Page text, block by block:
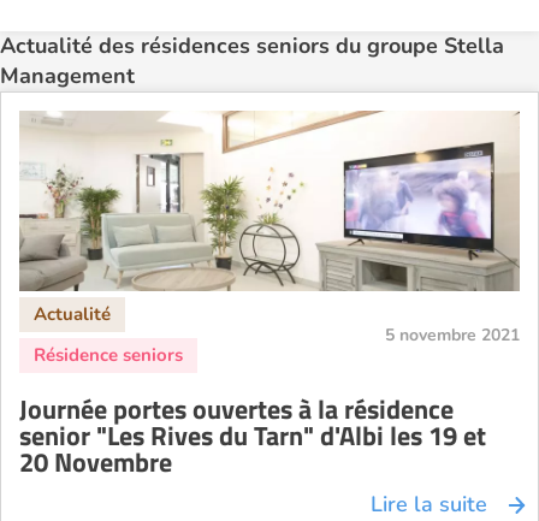
Actualité des résidences seniors du groupe Stella
Management
5 novembre 2021
Journée portes ouvertes à la résidence
senior "Les Rives du Tarn" d'Albi les 19 et
20 Novembre
Lire la suite